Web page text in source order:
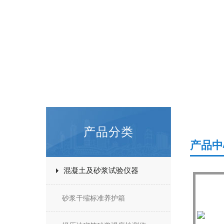
产品分类
混凝土及砂浆试验仪器
砂浆干缩标准养护箱
产品